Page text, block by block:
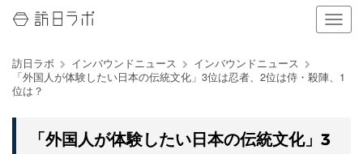
ナ
ビ
ー
シ
訪日ラボ インバウンドニュース
インバウンドニュース
「外国人が体験したい日本の伝統文化」3位は忍者、2位は侍・殺陣、1
位は？
「外国人が体験したい日本の伝統文化」3